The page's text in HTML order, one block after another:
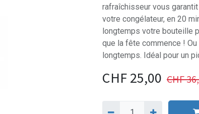
rafraîchisseur vous
votre congélateur, en 20
longtemps votre bouteille
que la fête commence !
longtemps. Idéal pour un
CHF25,00 CHF